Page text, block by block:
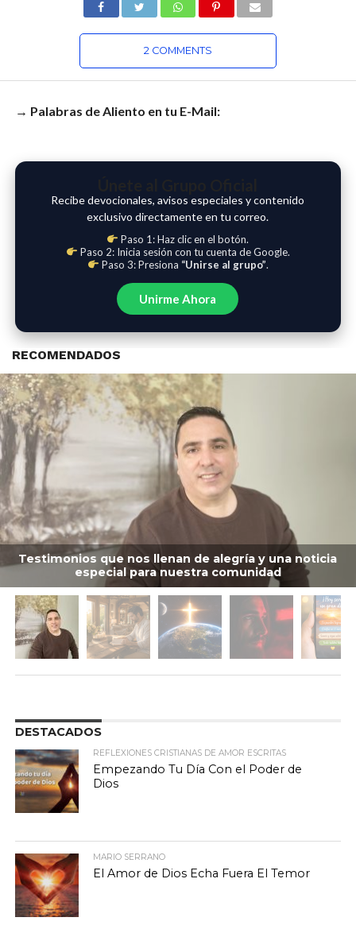
2 COMMENTS
→ Palabras de Aliento en tu E-Mail:
Recibe devocionales, avisos especiales y contenido
exclusivo directamente en tu correo.
Paso 1: Haz clic en el botón.
Paso 2: Inicia sesión con tu cuenta de Google.
Paso 3: Presiona “Unirse al grupo”.
Unirme Ahora
RECOMENDADOS
Testimonios que nos llenan de alegría y una noticia
especial para nuestra comunidad
DESTACADOS
REFLEXIONES CRISTIANAS DE AMOR ESCRITAS
Empezando Tu Día Con el Poder de
Dios
MARIO SERRANO
El Amor de Dios Echa Fuera El Temor